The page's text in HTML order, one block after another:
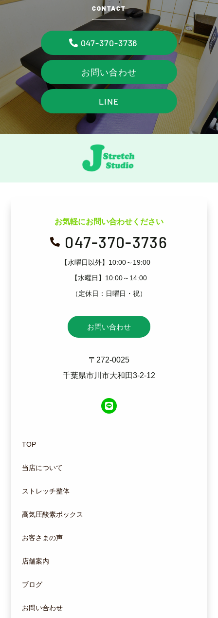
CONTACT
047-370-3736
お問い合わせ
LINE
お気軽にお問い合わせください
 047-370-3736
【水曜日以外】10:00～19:00
【水曜日】10:00～14:00
（定休日：日曜日・祝）
お問い合わせ
〒272-0025
千葉県市川市大和田3-2-12
TOP
当店について
ストレッチ整体
高気圧酸素ボックス
お客さまの声
店舗案内
ブログ
お問い合わせ